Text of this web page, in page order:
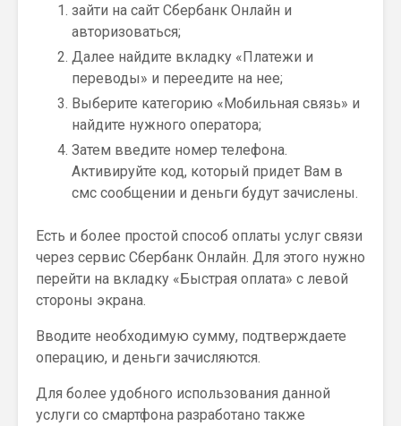
зайти на сайт Сбербанк Онлайн и
авторизоваться;
Далее найдите вкладку «Платежи и
переводы» и переедите на нее;
Выберите категорию «Мобильная связь» и
найдите нужного оператора;
Затем введите номер телефона.
Активируйте код, который придет Вам в
смс сообщении и деньги будут зачислены.
Есть и более простой способ оплаты услуг связи
через сервис Сбербанк Онлайн. Для этого нужно
перейти на вкладку «Быстрая оплата» с левой
стороны экрана.
Вводите необходимую сумму, подтверждаете
операцию, и деньги зачисляются.
Для более удобного использования данной
услуги со смартфона разработано также